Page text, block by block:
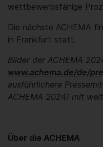
wettbewerbsfähige
Die nächste ACHEMA
in Frankfurt statt.
Bilder der ACHEMA
www.achema.de/de/
ausführlichere
ACHEMA 2024) mit
Über die ACHEMA